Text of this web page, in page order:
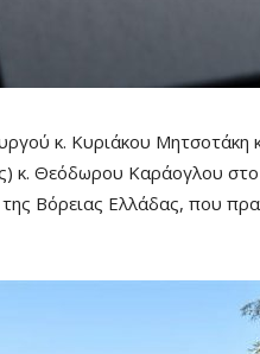
κ. Κυριάκου Μητσοτάκη
κ. Θεόδωρου Καράογλου στο
της Βόρειας Ελλάδας, που